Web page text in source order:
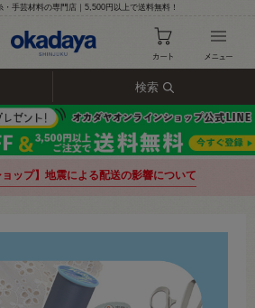
・手芸材料の専門店｜5,500円以上で送料無料！
検索
ョップ】地震による配送の影響について